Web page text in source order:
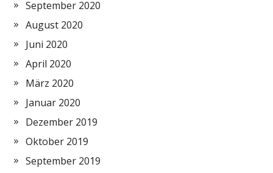
September 2020
August 2020
Juni 2020
April 2020
März 2020
Januar 2020
Dezember 2019
Oktober 2019
September 2019